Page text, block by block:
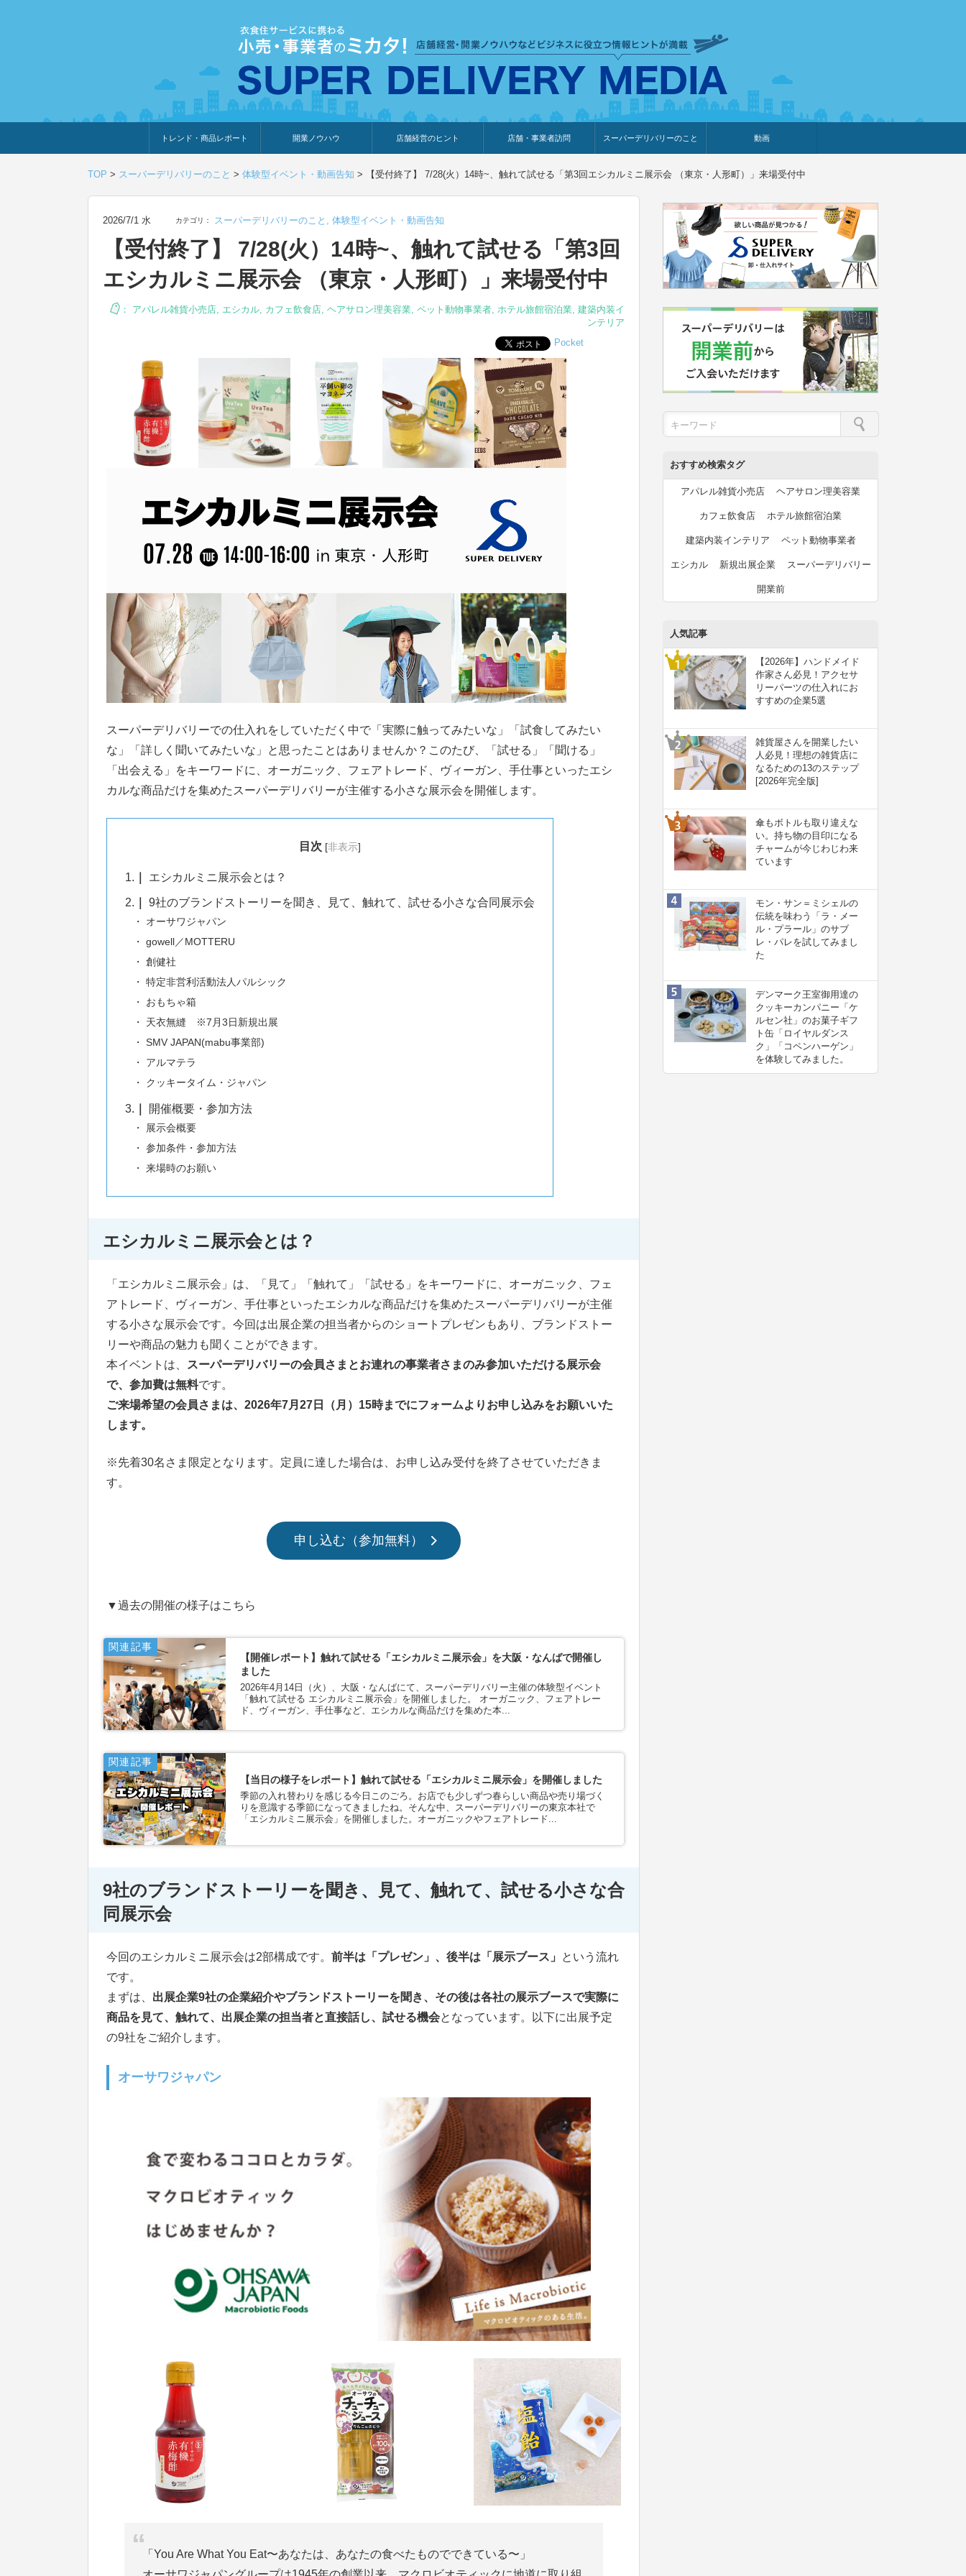
トレンド・商品レポート
トレンド・特集
人気ランキング
出展企業のおすすめ
商品体験・レビュー
暮らしの提案
開業ノウハウ
開業までの道のり
開業知識・情報
店舗経営のヒント
ウェブ集客・販売促進
仕入れ
展示会情報
接客・販売
知識情報
販促カレンダー
集客・販売促進
店舗・事業者訪問
アパレル店
カフェ・飲食店
ペットサロン
メーカー
他の業種
美容サロン
薬局
観光・ホテル旅館宿泊業
雑貨店
食料品店
スーパーデリバリーのこと
イベント・プレゼント企画
セミナー・調査レポート
体験型イベント・動画告知
外部メディア掲載
新規出展メーカー
動画
ライブコマース
TOP > スーパーデリバリーのこと > 体験型イベント・動画告知 > 【受付終了】 7/28(火）14時~、触れて試せる「第3回エシカルミニ展示会 （東京・人形町）」来場受付中
2026/7/1 水 カテゴリ： スーパーデリバリーのこと , 体験型イベント・動画告知
【受付終了】 7/28(火）14時~、触れて試せる「第3回
エシカルミニ展示会 （東京・人形町）」来場受付中
： アパレル雑貨小売店, エシカル, カフェ飲食店, ヘアサロン理美容業, ペット動物事業者, ホテル旅館宿泊業, 建築内装イ
ンテリア
Pocket
スーパーデリバリーでの仕入れをしていただく中で「実際に触ってみたいな」「試食してみたい
な」「詳しく聞いてみたいな」と思ったことはありませんか？このたび、「試せる」「聞ける」
「出会える」をキーワードに、オーガニック、フェアトレード、ヴィーガン、手仕事といったエシ
カルな商品だけを集めたスーパーデリバリーが主催する小さな展示会を開催します。
目次 [非表示]
1. エシカルミニ展示会とは？
2. 9社のブランドストーリーを聞き、見て、触れて、試せる小さな合同展示会
オーサワジャパン
gowell／MOTTERU
創健社
特定非営利活動法人パルシック
おもちゃ箱
天衣無縫 ※7月3日新規出展
SMV JAPAN(mabu事業部)
アルマテラ
クッキータイム・ジャパン
3. 開催概要・参加方法
展示会概要
参加条件・参加方法
来場時のお願い
エシカルミニ展示会とは？
「エシカルミニ展示会」は、「見て」「触れて」「試せる」をキーワードに、オーガニック、フェ
アトレード、ヴィーガン、手仕事といったエシカルな商品だけを集めたスーパーデリバリーが主催
する小さな展示会です。今回は出展企業の担当者からのショートプレゼンもあり、ブランドストー
リーや商品の魅力も聞くことができます。
本イベントは、
スーパーデリバリーの会員さまとお連れの事業者さまのみ参加いただける展示会
で、参加費は無料です。
ご来場希望の会員さまは、2026年7月27日（月）15時までにフォームよりお申し込みをお願いいた
します。
※先着30名さま限定となります。定員に達した場合は、お申し込み受付を終了させていただきま
す。
申し込む（参加無料）
▼過去の開催の様子はこちら
関連記事
【開催レポート】触れて試せる「エシカルミニ展示会」を大阪・なんばで開催し
ました
2026年4月14日（火）、大阪・なんばにて、スーパーデリバリー主催の体験型イベント
「触れて試せる エシカルミニ展示会」を開催しました。 オーガニック、フェアトレー
ド、ヴィーガン、手仕事など、エシカルな商品だけを集めた本...
関連記事
【当日の様子をレポート】触れて試せる「エシカルミニ展示会」を開催しました
季節の入れ替わりを感じる今日このごろ。お店でも少しずつ春らしい商品や売り場づく
りを意識する季節になってきましたね。そんな中、スーパーデリバリーの東京本社で
「エシカルミニ展示会」を開催しました。オーガニックやフェアトレード...
9社のブランドストーリーを聞き、見て、触れて、試せる小さな合
同展示会
今回のエシカルミニ展示会は2部構成です。 前半は「プレゼン」、後半は「展示ブース」
という流れ
です。
まずは、 出展企業9社の企業紹介やブランドストーリーを聞き、その後は各社の展示ブースで実際に
商品を見て、触れて、出展企業の担当者と直接話し、試せる機会となっています。以下に出展予定
の9社をご紹介します。
オーサワジャパン
「You Are What You Eat〜あなたは、あなたの食べたものでできている〜」
おすすめ検索タグ
アパレル雑貨小売店 ヘアサロン理美容業
カフェ飲食店 ホテル旅館宿泊業
建築内装インテリア ペット動物事業者
エシカル 新規出展企業 スーパーデリバリー
開業前
人気記事
【2026年】ハンドメイド
作家さん必見！アクセサ
リーパーツの仕入れにお
すすめの企業5選
雑貨屋さんを開業したい
人必見！理想の雑貨店に
なるための13のステップ
[2026年完全版]
傘もボトルも取り違えな
い。持ち物の目印になる
チャームが今じわじわ来
ています
モン・サン＝ミシェルの
伝統を味わう「ラ・メー
ル・プラール」のサブ
レ・パレを試してみまし
た
デンマーク王室御用達の
クッキーカンパニー「ケ
ルセン社」のお菓子ギフ
ト缶「ロイヤルダンス
ク」「コペンハーゲン」
を体験してみました。